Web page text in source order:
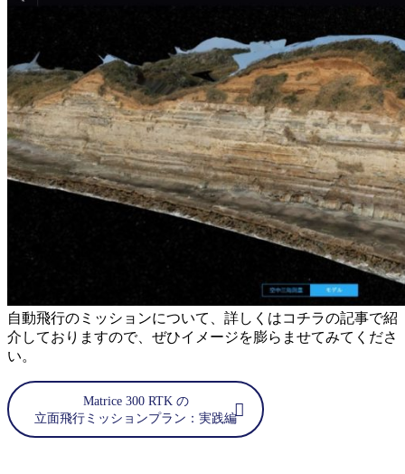
自動飛行のミッションについて、詳しくはコチラの記事で紹
介しておりますので、ぜひイメージを膨らませてみてくださ
い。
Matrice 300 RTK の
立面飛行ミッションプラン：実践編